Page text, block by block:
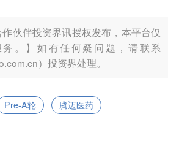
作伙伴投资界讯授权发布，本平台仅
。】如有任何疑问题，请联系
）投资界处理。
Pre-A轮
腾迈医药